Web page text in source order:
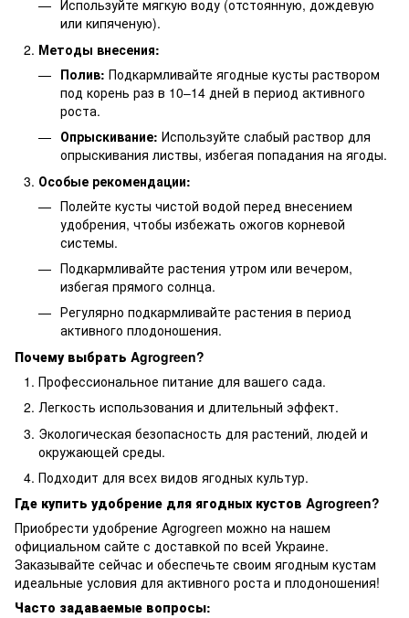
Используйте мягкую воду (отстоянную, дождевую
или кипяченую).
Методы внесения:
Полив: Подкармливайте ягодные кусты раствором
под корень раз в 10–14 дней в период активного
роста.
Опрыскивание: Используйте слабый раствор для
опрыскивания листвы, избегая попадания на ягоды.
Особые рекомендации:
Полейте кусты чистой водой перед внесением
удобрения, чтобы избежать ожогов корневой
системы.
Подкармливайте растения утром или вечером,
избегая прямого солнца.
Регулярно подкармливайте растения в период
активного плодоношения.
Почему выбрать Agrogreen?
Профессиональное питание для вашего сада.
Легкость использования и длительный эффект.
Экологическая безопасность для растений, людей и
окружающей среды.
Подходит для всех видов ягодных культур.
Где купить удобрение для ягодных кустов Agrogreen?
Приобрести удобрение Agrogreen можно на нашем
официальном сайте с доставкой по всей Украине.
Заказывайте сейчас и обеспечьте своим ягодным кустам
идеальные условия для активного роста и плодоношения!
Часто задаваемые вопросы: